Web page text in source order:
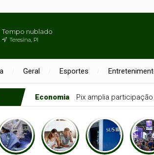
Tempo nublado
Teresina, PI
Geral Esportes
Economia Pix amplia